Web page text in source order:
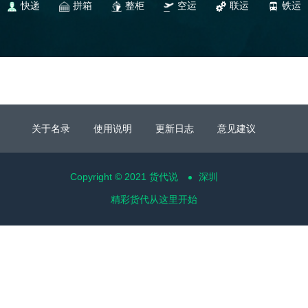
快递 拼箱 整柜 空运 联运 铁运
关于名录 使用说明 更新日志 意见建议
Copyright © 2021 货代说 深圳
精彩货代从这里开始